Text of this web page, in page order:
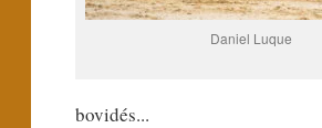
Daniel Luque
bovidés...